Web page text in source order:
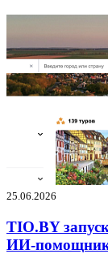
25.06.2026
TIO.BY
ИИ-помощник